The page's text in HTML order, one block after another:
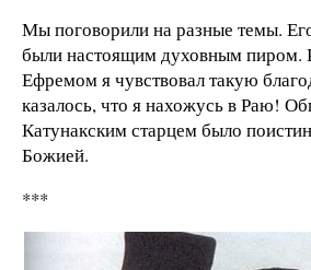
Мы поговорили на разные темы.
были настоящим духовным пиром.
Ефремом я чувствовал такую
казалось, что я нахожусь в Раю!
Катунакским старцем было
Божией.
***